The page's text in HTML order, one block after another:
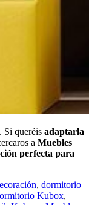
Si queréis adaptarla
a Muebles
perfecta para
, dormitorio
Kubox,